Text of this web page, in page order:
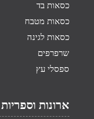
כסאות בד
כסאות מטבח
כסאות לגינה
שרפרפים
ספסלי עץ
ארונות וספריות